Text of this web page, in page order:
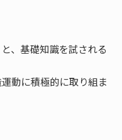
、基礎知識を試される
動に積極的に取り組ま